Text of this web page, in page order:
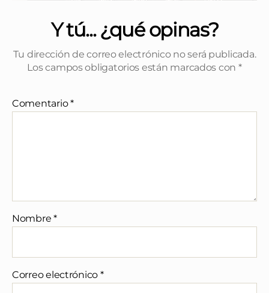
Y tú... ¿qué opinas?
Tu dirección de correo electrónico no será publicada.
Los campos obligatorios están marcados con *
Comentario*
Nombre*
Correo electrónico *